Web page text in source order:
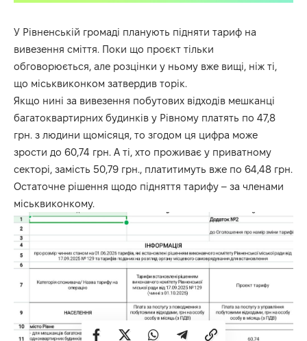
У Рівненській громаді планують підняти тариф на
вивезення сміття. Поки що проєкт тільки
обговорюється, але розцінки у ньому вже вищі, ніж ті,
що міськвиконком затвердив торік.
Якщо нині за вивезення побутових відходів мешканці
багатоквартирних будинків у Рівному платять по 47,8
грн. з людини щомісяця, то згодом ця цифра може
зрости до 60,74 грн. А ті, хто проживає у приватному
секторі, замість 50,79 грн., платитимуть вже по 64,48 грн.
Остаточне рішення щодо підняття тарифу – за членами
міськвиконкому.